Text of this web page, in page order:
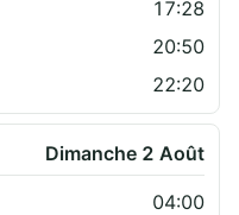
17:28
20:50
22:20
Dimanche 2 Août
04:00